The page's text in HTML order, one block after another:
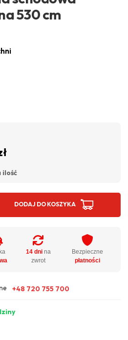
530 cm
ilość
DODAJ DO KOSZYKA
14 dnina
zwrot
Bezpieczne
płatności
+48 720 755 700